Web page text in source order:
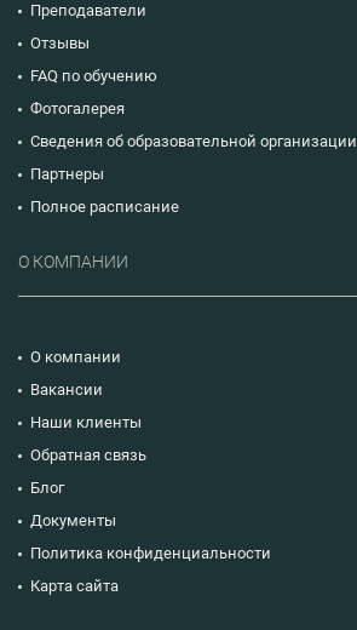
Преподаватели
Отзывы
FAQ по обучению
Фотогалерея
Сведения об образовательной организации
Партнеры
Полное расписание
О КОМПАНИИ
О компании
Вакансии
Наши клиенты
Обратная связь
Блог
Документы
Политика конфиденциальности
Карта сайта